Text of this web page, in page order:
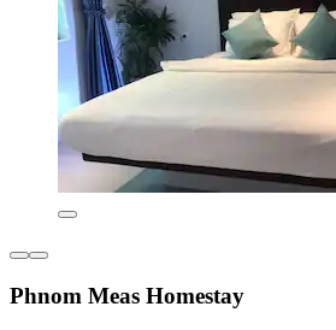
Phnom Meas Homestay